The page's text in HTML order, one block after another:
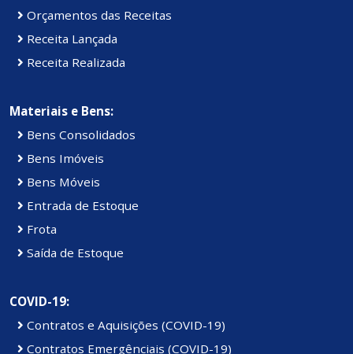
Orçamentos das Receitas
Receita Lançada
Receita Realizada
Materiais e Bens:
Bens Consolidados
Bens Imóveis
Bens Móveis
Entrada de Estoque
Frota
Saída de Estoque
COVID-19:
Contratos e Aquisições (COVID-19)
Contratos Emergênciais (COVID-19)